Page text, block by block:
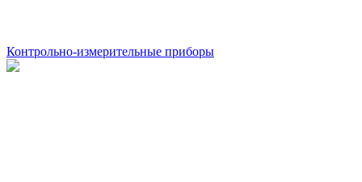
Контрольно-измерительные приборы